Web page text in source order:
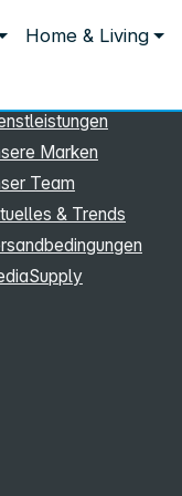
Home & Living
Marken
Team
& Trends